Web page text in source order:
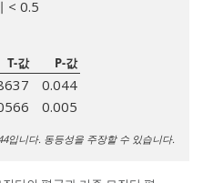
< 0.5
T-값 P-값
0.044
0.005
입니다. 동등성을 주장할 수 있습니다.